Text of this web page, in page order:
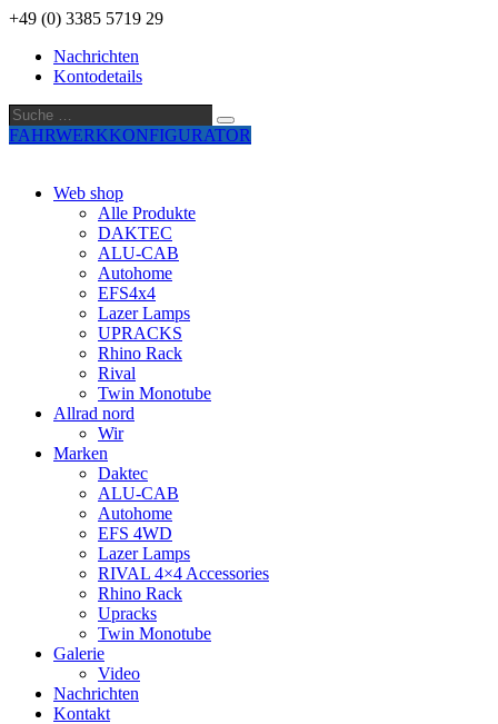
+49 (0) 3385 5719 29
Nachrichten
Kontodetails
Suche
…
Suche
FAHRWERKKONFIGURATOR
Web shop
Alle Produkte
DAKTEC
ALU-CAB
Autohome
EFS4x4
Lazer Lamps
UPRACKS
Rhino Rack
Rival
Twin Monotube
Allrad nord
Wir
Marken
Daktec
ALU-CAB
Autohome
EFS 4WD
Lazer Lamps
RIVAL 4×4 Accessories
Rhino Rack
Upracks
Twin Monotube
Galerie
Video
Nachrichten
Kontakt